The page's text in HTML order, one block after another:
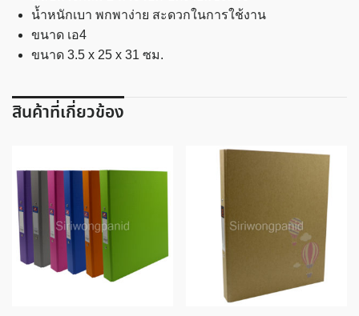
น้ำหนักเบา พกพาง่าย สะดวกในการใช้งาน
ขนาด เอ4
ขนาด 3.5 x 25 x 31 ซม.
สินค้าที่เกี่ยวข้อง